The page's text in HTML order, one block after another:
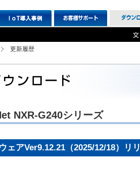
更新履歴
NXR-G240シリーズ
ェアVer9.12.21（2025/12/18）リ